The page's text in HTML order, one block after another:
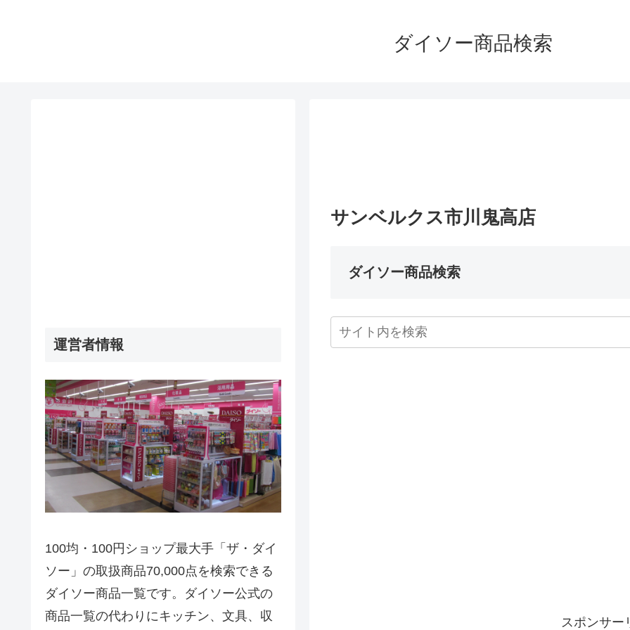
ダイソー商品検索
サンベルクス市川鬼高店
ダイソー商品検索
スポンサー
運営者情報
100均・100円ショップ最大手「ザ・ダイ
ソー」の取扱商品70,000点を検索できる
ダイソー商品一覧です。ダイソー公式の
商品一覧の代わりにキッチン、文具、収